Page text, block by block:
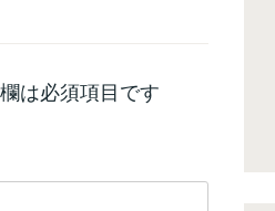
は必須項目です